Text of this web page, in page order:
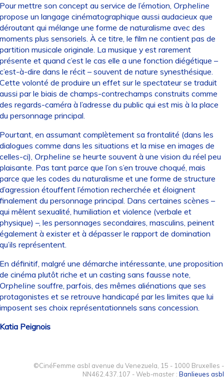
mettre son concept au service de l’émotion, Orpheline
un langage cinématographique aussi audacieux que
qui mélange une forme de naturalisme avec des
plus sensoriels. À ce titre, le film ne contient pas de
musicale originale. La musique y est rarement
et quand c’est le cas elle a une fonction diégétique –
à-dire dans le récit – souvent de nature synesthésique.
volonté de produire un effet sur le spectateur se traduit
par le biais de champs-contrechamps construits comme
regards-caméra à l’adresse du public qui est mis à la place
personnage principal.
en assumant complètement sa frontalité (dans les
comme dans les situations et la mise en images de
ci), Orpheline se heurte souvent à une vision du réel peu
Pas tant parce que l’on s’en trouve choqué, mais
que les codes du naturalisme et une forme de structure
étouffent l’émotion recherchée et éloignent
du personnage principal. Dans certaines scènes –
mêlent sexualité, humiliation et violence (verbale et
–, les personnages secondaires, masculins, peinent
à exister et à dépasser le rapport de domination
représentent.
définitif, malgré une démarche intéressante, une proposition
cinéma plutôt riche et un casting sans fausse note,
souffre, parfois, des mêmes aliénations que ses
et se retrouve handicapé par les limites que lui
ses choix représentationnels sans concession.
Peignois
©CinéFemme asbl avenue du Venezuela, 15 - 1000 Bruxelles -
NN462.437.107 - Web-master : Banlieues asbl